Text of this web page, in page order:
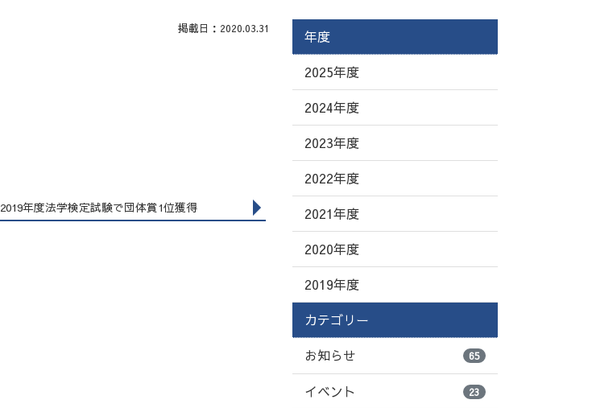
掲載日：2020.03.31
2019年度法学検定試験で団体賞1位獲得
年度
2025年度
2024年度
2023年度
2022年度
2021年度
2020年度
2019年度
カテゴリー
お知らせ 65
イベント 23